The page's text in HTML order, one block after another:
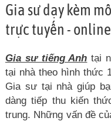
Gia sư dạy kèm
trực tuyến - online
Gia sư tiếng Anh tại
tại nhà theo hình thức
Gia sư tại nhà giúp
dàng tiếp thu kiến
trung. Những vấn đề